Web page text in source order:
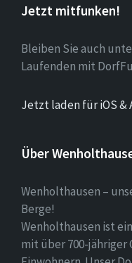
Jetzt mitfunken!
Bleiben Sie auch
Laufenden mit
Jetzt laden für iOS &
Über
Wenholthausen –
Berge!
Wenholthausen ist
mit über 700-jähriger